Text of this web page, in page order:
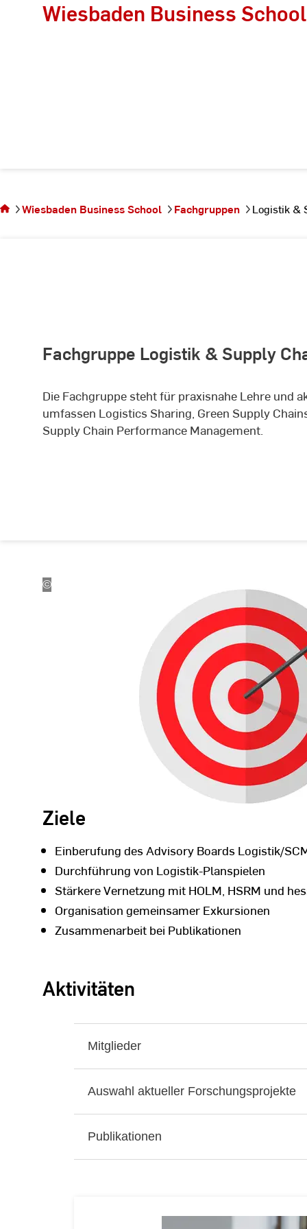
Wiesbaden Business School
Logistik &
Wiesbaden Business School Fachgruppen Logistik &
Fachgruppe Logistik & Supply
Die Fachgruppe steht für praxisnahe Lehre und
umfassen Logistics Sharing, Green Supply
Supply Chain Performance Management.
©
Adobe
Ziele
Einberufung des Advisory Boards Logistik/
Durchführung von Logistik-Planspielen
Stärkere Vernetzung mit HOLM, HSRM und
Organisation gemeinsamer Exkursionen
Zusammenarbeit bei Publikationen
Aktivitäten
Mitglieder
Auswahl aktueller Forschungsprojekte
Publikationen